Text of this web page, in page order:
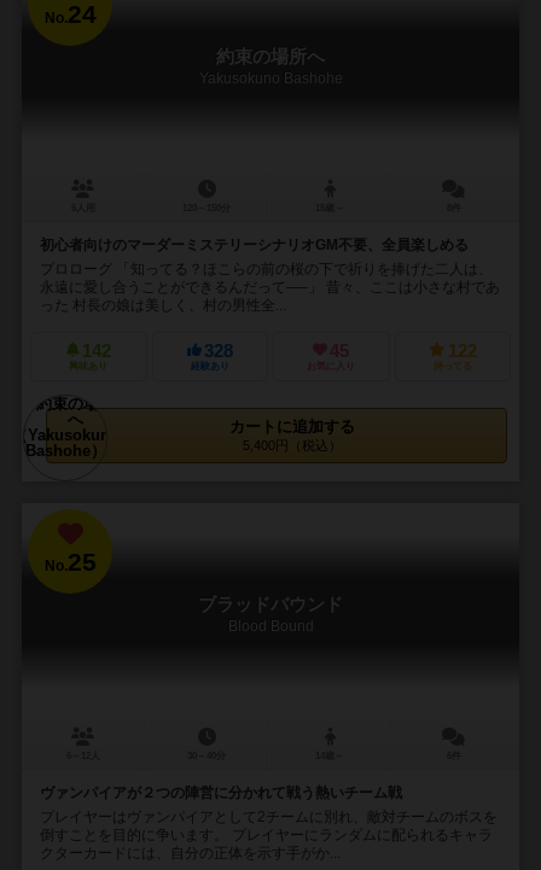
No.24
約束の場所へ
Yakusokuno Bashohe
初心者向けのマーダーミステリーシナリオGM不要、全員楽しめる
プロローグ 「知ってる？ほこらの前の桜の下で祈りを捧げた二人は、
永遠に愛し合うことができるんだって──」 昔々、ここは小さな村であ
った 村長の娘は美しく、村の男性全...
142
興味あり
328
経験あり
45
お気に入り
122
持ってる
カートに追加する
5,400円（税込）
No.25
ブラッドバウンド
Blood Bound
ヴァンパイアが２つの陣営に分かれて戦う熱いチーム戦
プレイヤーはヴァンパイアとして2チームに別れ、敵対チームのボスを
倒すことを目的に争います。 プレイヤーにランダムに配られるキャラ
クターカードには、自分の正体を示す手がか...